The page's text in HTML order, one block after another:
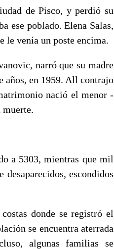
de Pisco, y perdió su
ese poblado. Elena Salas,
le venía un poste encima.
narró que su madre
años, en 1959. All contrajo
nació el menor -
muerte.
a 5303, mientras que mil
escondidos
donde se registró el
se encuentra aterrada
algunas familias se